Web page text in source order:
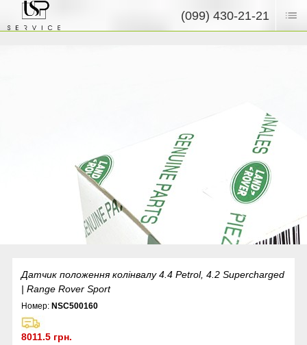
(099) 430-21-21
Датчик положення колінвалу 4.4 Petrol, 4.2 Supercharged
| Range Rover Sport
Номер:NSC500160
8011.5 грн.